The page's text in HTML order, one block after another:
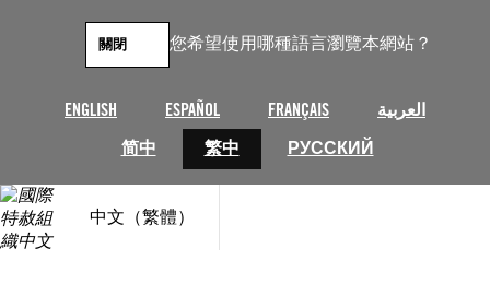
您希望使用哪種語言瀏覽本網站？
ENGLISH ESPAÑOL FRANÇAIS
العربية
简中
繁中 РУССКИЙ
關閉
中文（繁體）